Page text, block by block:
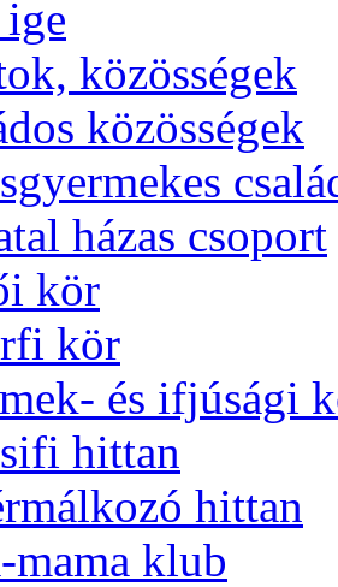
közösségek
közösségek
házas csoport
kör
kör
és ifjúsági
hittan
hittan
mama klub